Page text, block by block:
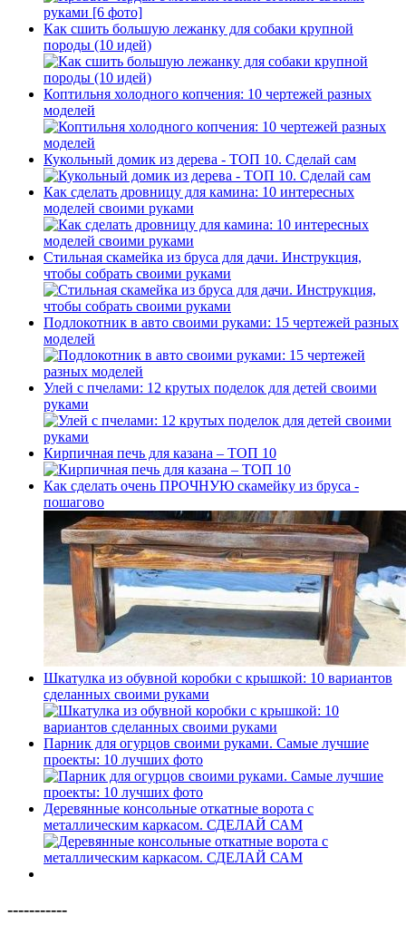
Как сшить большую лежанку для собаки крупной
породы (10 идей)
Коптильня холодного копчения: 10 чертежей разных
моделей
Кукольный домик из дерева - ТОП 10. Сделай сам
Как сделать дровницу для камина: 10 интересных
моделей своими руками
Стильная скамейка из бруса для дачи. Инструкция,
чтобы собрать своими руками
Подлокотник в авто своими руками: 15 чертежей разных
моделей
Улей с пчелами: 12 крутых поделок для детей своими
руками
Кирпичная печь для казана – ТОП 10
Как сделать очень ПРОЧНУЮ скамейку из бруса -
пошагово
Шкатулка из обувной коробки с крышкой: 10 вариантов
сделанных своими руками
Парник для огурцов своими руками. Самые лучшие
проекты: 10 лучших фото
Деревянные консольные откатные ворота с
металлическим каркасом. СДЕЛАЙ САМ
-----------